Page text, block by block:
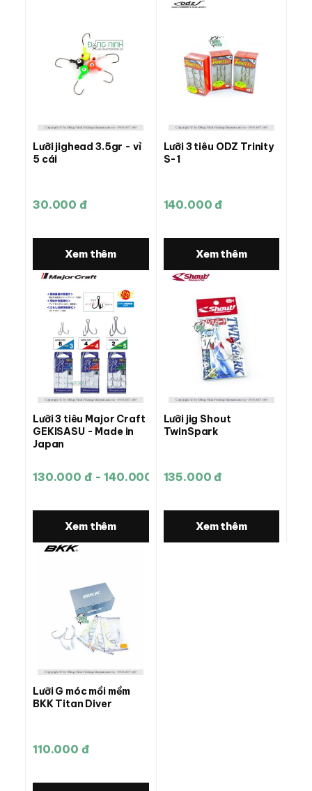
Lưỡi jighead 3.5gr - vỉ
5 cái
30.000 đ
Xem thêm
Lưỡi 3 tiêu ODZ Trinity
S-1
140.000 đ
Xem thêm
Lưỡi 3 tiêu Major Craft
GEKISASU - Made in
Japan
130.000 đ - 140.000 đ
Xem thêm
Lưỡi jig Shout
TwinSpark
135.000 đ
Xem thêm
Lưỡi G móc mồi mềm
BKK Titan Diver
110.000 đ